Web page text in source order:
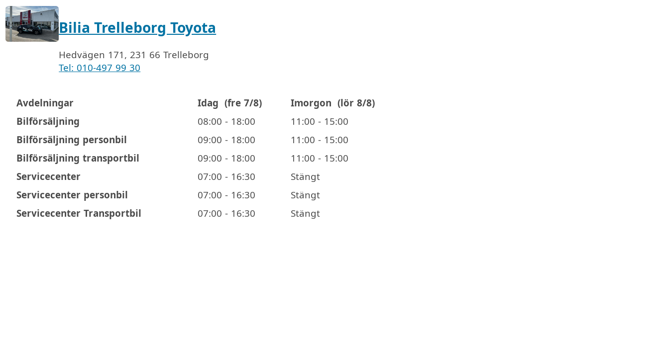
Bilia Trelleborg Toyota
Hedvägen 171, 231 66 Trelleborg
Tel: 010-497 99 30
Öppettider
Avdelningar Idag (fre 7/8) Imorgon (lör 8/8)
Bilförsäljning
08:00 - 18:00
11:00 - 15:00
Bilförsäljning personbil
09:00 - 18:00
11:00 - 15:00
Bilförsäljning transportbil
09:00 - 18:00
11:00 - 15:00
Servicecenter
07:00 - 16:30
Stängt
Servicecenter personbil
07:00 - 16:30
Stängt
Servicecenter Transportbil
07:00 - 16:30 Stängt